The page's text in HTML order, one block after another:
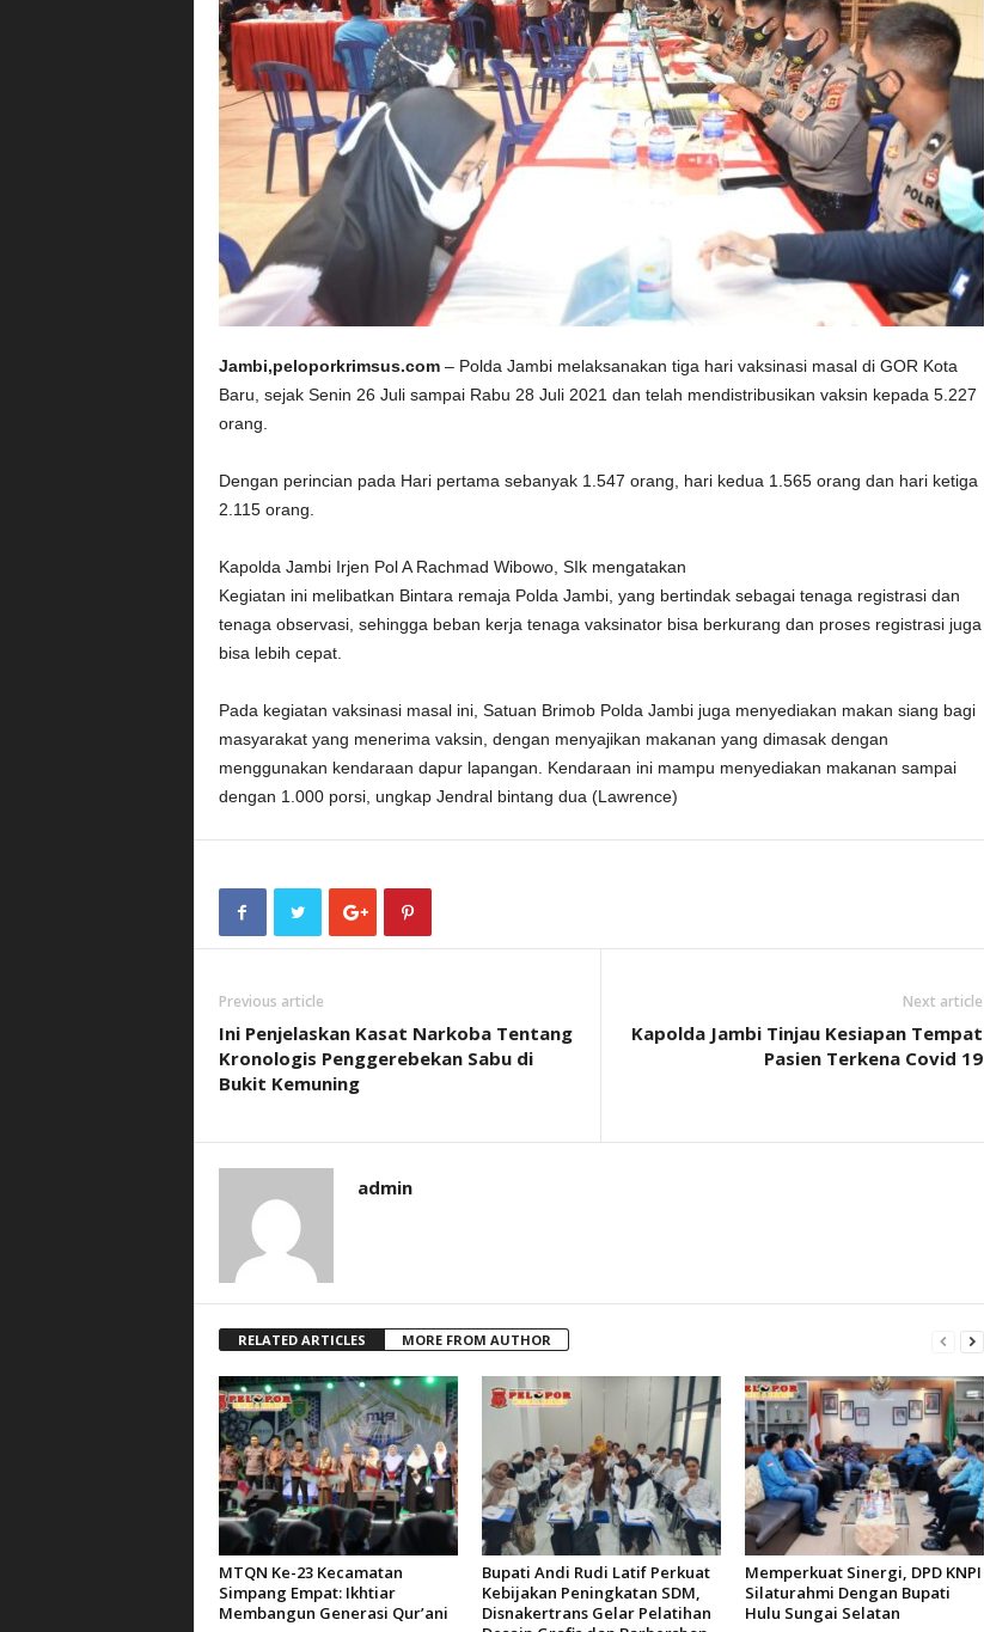
Jambi,peloporkrimsus.com– Polda Jambi melaksanakan tiga hari vaksinasi masal di GOR Kota
Baru, sejak Senin 26 Juli sampai Rabu 28 Juli 2021 dan telah mendistribusikan vaksin kepada 5.227
orang.
Dengan perincian pada Hari pertama sebanyak 1.547 orang, hari kedua 1.565 orang dan hari ketiga
2.115 orang.
Kapolda Jambi Irjen Pol A Rachmad Wibowo, SIk mengatakan
Kegiatan ini melibatkan Bintara remaja Polda Jambi, yang bertindak sebagai tenaga registrasi dan
tenaga observasi, sehingga beban kerja tenaga vaksinator bisa berkurang dan proses registrasi juga
bisa lebih cepat.
Pada kegiatan vaksinasi masal ini, Satuan Brimob Polda Jambi juga menyediakan makan siang bagi
masyarakat yang menerima vaksin, dengan menyajikan makanan yang dimasak dengan
menggunakan kendaraan dapur lapangan. Kendaraan ini mampu menyediakan makanan sampai
dengan 1.000 porsi, ungkap Jendral bintang dua (Lawrence)
Previous article
Ini Penjelaskan Kasat Narkoba Tentang
Kronologis Penggerebekan Sabu di
Bukit Kemuning
Next article
Kapolda Jambi Tinjau Kesiapan Tempat
Pasien Terkena Covid 19
admin
RELATED ARTICLES MORE FROM AUTHOR
MTQN Ke-23 Kecamatan
Simpang Empat: Ikhtiar
Membangun Generasi Qur’ani
Bupati Andi Rudi Latif Perkuat
Kebijakan Peningkatan SDM,
Disnakertrans Gelar Pelatihan
Memperkuat Sinergi, DPD KNPI
Silaturahmi Dengan Bupati
Hulu Sungai Selatan